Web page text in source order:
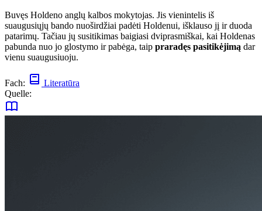
Buvęs Holdeno anglų kalbos mokytojas. Jis vienintelis iš
suaugusiųjų bando nuoširdžiai padėti Holdenui, išklauso jį ir duoda
patarimų. Tačiau jų susitikimas baigiasi dviprasmiškai, kai Holdenas
pabunda nuo jo glostymo ir pabėga, taip praradęs pasitikėjimą dar
vienu suaugusiuoju.
Fach:
Literatūra
Quelle: